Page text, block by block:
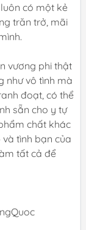
có một kẻ
trăn trở, mãi
vương phi thật
như vô tình mà
đoạt, có thể
sẵn cho y tự
chất khác
tình bạn của
tất cả để